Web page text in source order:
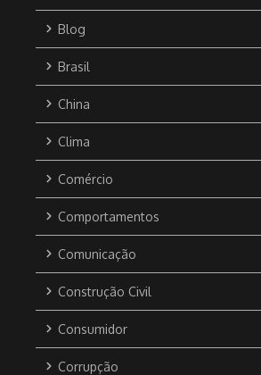
Blog
Brasil
China
Clima
Comércio
Comportamentos
Comunicação
Construção Civil
Consumidor
Corrupção